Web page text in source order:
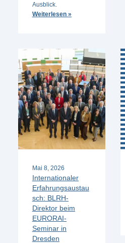
Ausblick.
Weiterlesen »
Mai 8, 2026
Internationaler
Erfahrungsaustau
sch: BLRH-
Direktor beim
EURORAI-
Seminar in
Dresden